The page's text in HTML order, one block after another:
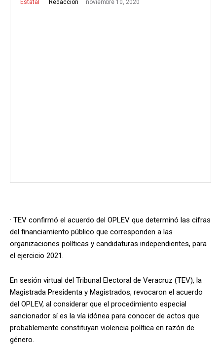
Estatal Redacción noviembre 10, 2020
· TEV confirmó el acuerdo del OPLEV que determinó las cifras
del financiamiento público que corresponden a las
organizaciones políticas y candidaturas independientes, para
el ejercicio 2021.
En sesión virtual del Tribunal Electoral de Veracruz (TEV), la
Magistrada Presidenta y Magistrados, revocaron el acuerdo
del OPLEV, al considerar que el procedimiento especial
sancionador sí es la vía idónea para conocer de actos que
probablemente constituyan violencia política en razón de
género.